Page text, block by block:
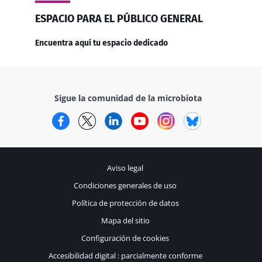
ESPACIO PARA EL PÚBLICO GENERAL
Encuentra aquí tu espacio dedicado
Sigue la comunidad de la microbiota
FacebookTwitterLinkedInYouTubeInstagram
Aviso legal
Condiciones generales de uso
Política de protección de datos
Mapa del sitio
Configuración de cookies
Accesibilidad digital : parcialmente conforme